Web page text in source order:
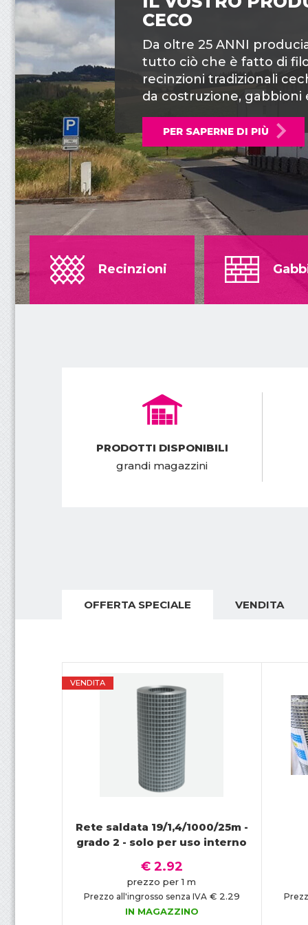
t
t
o
r
e
c
e
c
o
d
i
a
n
CECO
Da oltre 25 ANNI
tutto ciò che è fatto di
recinzioni tradizionali
da costruzione, gabbioni
PER SAPERNE DI PIÙ
Recinzioni
PRODOTTI DISPONIBILI
grandi magazzini
OFFERTA SPECIALE VENDITA
VENDITA
Rete saldata 19/1,4/1000/25m -
grado 2 - solo per uso interno
€ 2.92
prezzo per 1 m
Prezzo all'ingrosso senza IVA€ 2.29
IN MAGAZZINO